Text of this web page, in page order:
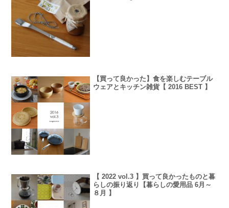
【買って良かった】食を楽しむテーブル
ウェアとキッチン雑貨【 2016 BEST 】
【 2022 vol.3 】買って良かったものと暮
らしの振り返り【暮らしの愛用品 6月～
８月 】